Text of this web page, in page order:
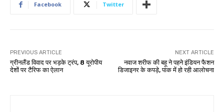
Facebook Twitter
PREVIOUS ARTICLE
ग्रीनलैंड विवाद पर भड़के ट्रंप, 8 यूरोपीय
देशों पर टैरिफ का ऐलान
NEXT ARTICLE
नवाज शरीफ की बहू ने पहने इंडियन फैशन
डिजाइनर के कपड़े, पाक में हो रही आलोचना